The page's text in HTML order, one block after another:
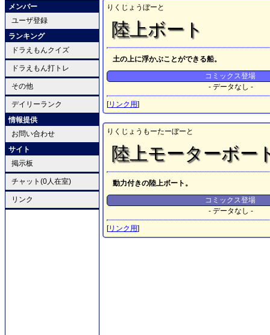
メンバー
ユーザ登録
ランキング
ドラえもんクイズ
ドラえもん打トレ
その他
デイリーランク
情報提供
お問い合わせ
サイト
掲示板
チャット(0人在室)
リンク
りくじょうぼーと
陸上ボート
土の上に浮かぶことができる船。
コミックス登場
- データなし -
[リンク用]
りくじょうもーたーぼーと
陸上モーターボー
動力付きの陸上ボート。
コミックス登場
- データなし -
[リンク用]